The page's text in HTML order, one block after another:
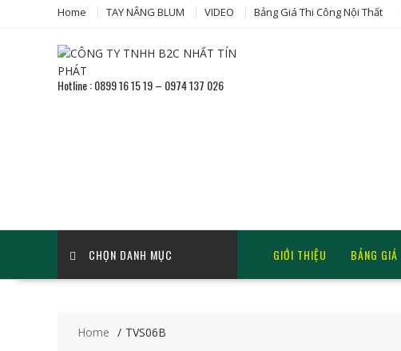
Home TAY NÂNG BLUM VIDEO Bảng Giá Thi Công Nội Thất
Hotline : 0899 16 15 19 – 0974 137 026
CHỌN DANH MỤC GIỚI THIỆU BẢNG GIÁ
Home TVS06B